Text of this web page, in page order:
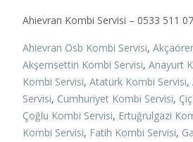
Ahievran Kombi Servisi – 0533 511
Ahievran Osb Kombi Servisi,
Akşemsettin Kombi Servisi, Anayurt
Kombi Servisi, Atatürk Kombi Servisi,
Servisi, Cumhuriyet Kombi Servisi,
Çoğlu Kombi Servisi, Ertuğrulgazi
Kombi Servisi, Fatih Kombi Servisi,